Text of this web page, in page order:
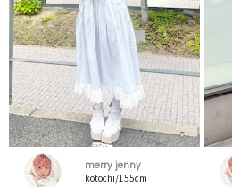
merry jenny
kotochi/155cm